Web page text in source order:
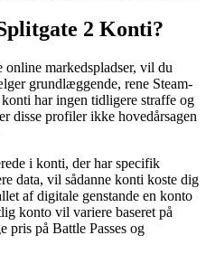
2 Konti?
markedspladser, vil du
grundlæggende, rene Steam-
har ingen tidligere straffe og
disse profiler ikke hovedårsagen
i konti, der har specifik
data, vil sådanne konti koste dig
af digitale genstande en konto
konto vil variere baseret på
pris på Battle Passes og